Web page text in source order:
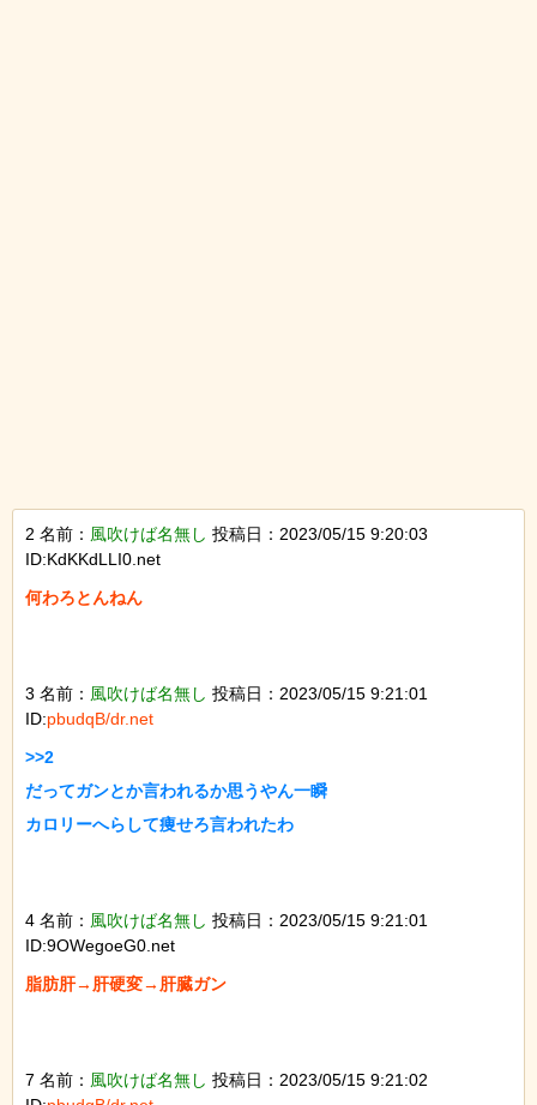
2 名前： 風吹けば名無し 投稿日：2023/05/15 9:20:03
ID:KdKKdLLI0.net
何わろとんねん
3 名前： 風吹けば名無し 投稿日：2023/05/15 9:21:01
ID:pbudqB/dr.net
>>2
だってガンとか言われるか思うやん一瞬
カロリーへらして痩せろ言われたわ
4 名前： 風吹けば名無し 投稿日：2023/05/15 9:21:01
ID:9OWegoeG0.net
脂肪肝→肝硬変→肝臓ガン
7 名前： 風吹けば名無し 投稿日：2023/05/15 9:21:02